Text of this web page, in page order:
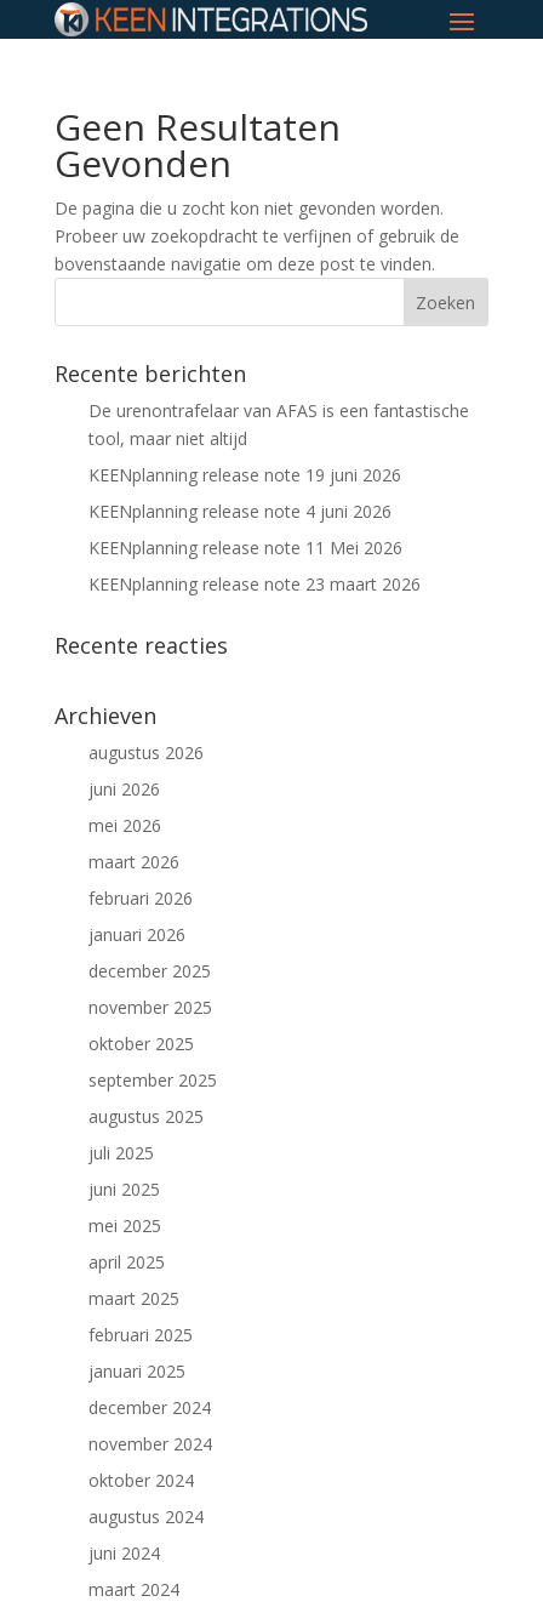
Geen Resultaten
Gevonden
De pagina die u zocht kon niet gevonden worden.
Probeer uw zoekopdracht te verfijnen of gebruik de
bovenstaande navigatie om deze post te vinden.
Recente berichten
De urenontrafelaar van AFAS is een fantastische
tool, maar niet altijd
KEENplanning release note 19 juni 2026
KEENplanning release note 4 juni 2026
KEENplanning release note 11 Mei 2026
KEENplanning release note 23 maart 2026
Recente reacties
Archieven
augustus 2026
juni 2026
mei 2026
maart 2026
februari 2026
januari 2026
december 2025
november 2025
oktober 2025
september 2025
augustus 2025
juli 2025
juni 2025
mei 2025
april 2025
maart 2025
februari 2025
januari 2025
december 2024
november 2024
oktober 2024
augustus 2024
juni 2024
maart 2024